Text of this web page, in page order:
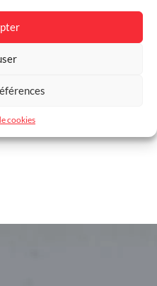
cookies
2000 mm.
– sans